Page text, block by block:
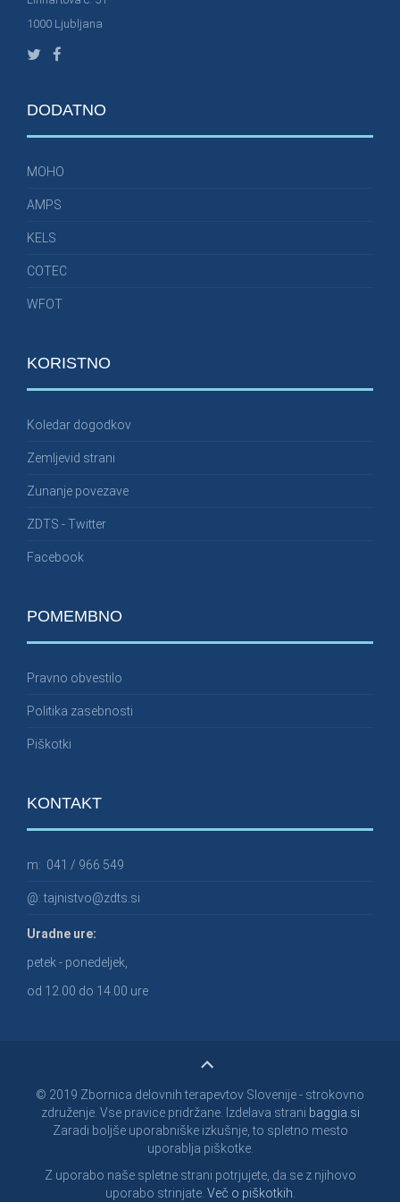
1000 Ljubljana
DODATNO
MOHO
AMPS
KELS
COTEC
WFOT
KORISTNO
Koledar dogodkov
Zemljevid strani
Zunanje povezave
ZDTS - Twitter
Facebook
POMEMBNO
Pravno obvestilo
Politika zasebnosti
Piškotki
KONTAKT
m: 041 / 966 549
@:tajnistvo@zdts.si
Uradne ure:
petek - ponedeljek,
od 12.00 do 14.00 ure
© 2019 Zbornica delovnih terapevtov Slovenije - strokovno
združenje. Vse pravice pridržane. Izdelava strani baggia.si
Zaradi boljše uporabniške izkušnje, to spletno mesto
uporablja piškotke.
Z uporabo naše spletne strani potrjujete, da se z njihovo
uporabo strinjate. Več o piškotkih.